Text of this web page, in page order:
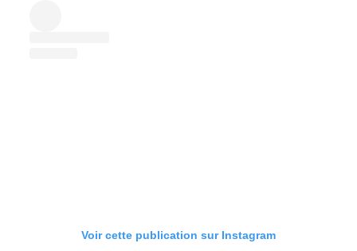
Voir cette publication sur Instagram